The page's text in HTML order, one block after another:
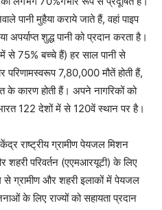
पानी मुहैया कराये जाते हैं, वहां पाइप
शुद्ध पानी को प्रदान करता है।
से 75% बच्चे हैं) हर साल पानी से
परिणामस्वरूप 7,80,000 मौतें होती हैं,
होती हैं। अपने नागरिकों को
122 देशों में से 120वें स्थान पर है।
केंद्र राष्ट्रीय ग्रामीण पेयजल मिशन
परिवर्तन (एएमआरयूटी) के लिए
ग्रामीण और शहरी इलाकों में पेयजल
के लिए राज्यों को सहायता प्रदान